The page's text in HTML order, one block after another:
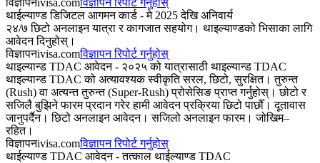
विज्ञापनivisa.comविज्ञापन रिपोर्ट गर्नुहोस्
थाईल्याण्ड डिजिटल आगमन कार्ड - मे 2025 देखि अनिवार्य
२४/७ छिटो अनलाइन यात्रा र कागजात सहयोग। थाइल्याण्डको भिसाका लागि
आवेदन दिनुहोस्।
विज्ञापनivisa.comविज्ञापन रिपोर्ट गर्नुहोस्
थाइल्यान्ड TDAC आवेदन - २०२५ को यात्रासाठी थाइल्यान्ड TDAC
थाइल्यान्ड TDAC को अत्यावश्यक स्वीकृति सरल, छिटो, सुरक्षित। तुरुन्त
(Rush) वा अत्यन्त तुरुन्त (Super-Rush) प्रोसेसिङ प्राप्त गर्नुहोस्। छोटो र
सजिलै बुझिने फारम प्रदान गरेर हामी आवेदन प्रक्रिया छिटो पार्छौँ। दूतावास
जानुपर्दैन। छिटो अनलाइन आवेदन। सजिलो अनलाइन फारम। जोखिम–
रहित।
विज्ञापनivisa.comविज्ञापन रिपोर्ट गर्नुहोस्
थाईल्याण्ड TDAC आवेदन - तत्काल थाईल्याण्ड TDAC